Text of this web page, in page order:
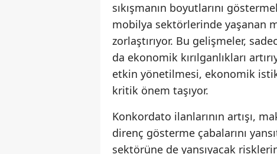
sıkışmanın boyutlarını
mobilya sektörlerinde yaşanan
zorlaştırıyor. Bu gelişmeler,
da ekonomik kırılganlıkları
etkin yönetilmesi, ekonomik
kritik önem taşıyor.
Konkordato ilanlarının artışı,
direnç gösterme çabalarını
sektörüne de yansıyacak